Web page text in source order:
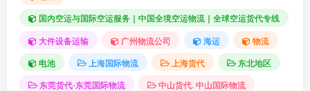
国内空运与国际空运服务｜中国全境空运物流｜全球空运货代专线
大件设备运输
广州物流公司 海运
物流
电池
上海国际物流 上海货代
东北地区
东莞货代-东莞国际物流
中山货代. 中山国际物流